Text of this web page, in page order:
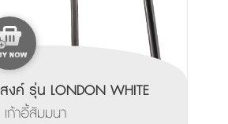
งค์ รุ่น LONDON WHITE
เก้าอี้สัมมนา